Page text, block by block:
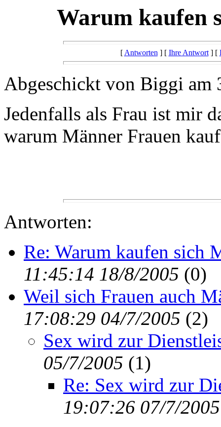
Warum kaufen
[Antworten] [ Ihre Antwort] [
Abgeschickt von Biggi am
Jedenfalls als Frau ist mir
warum Männer Frauen
Antworten:
Re: Warum kaufen sich
11:45:14 18/8/2005 (0)
Weil sich Frauen auch
17:08:29 04/7/2005 (2)
Sex wird zur
05/7/2005 (1)
Re: Sex wird zur
19:07:26 07/7/2005